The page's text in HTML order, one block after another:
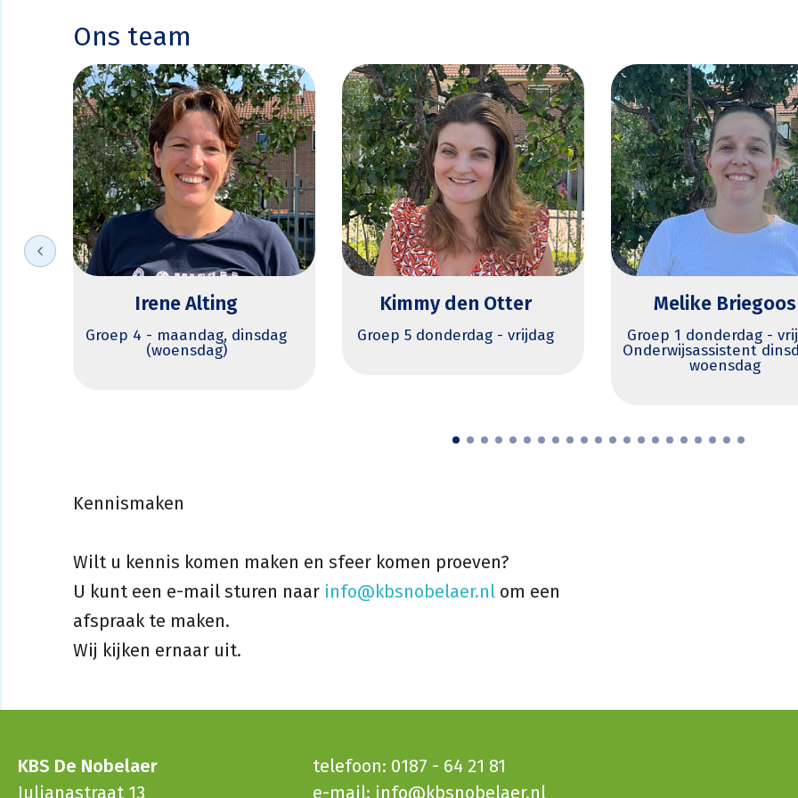
Ons team
Kimmy den Otter
Groep 5 donderdag - vrijdag
Melike Briegoos
Groep 1 donderdag - vrijdag
Hester van der
Brugghen
Groep 6 - dinsdag,
Kennismaken
Wilt u kennis komen maken en sfeer komen proeven?
U kunt een e-mail sturen naar info@kbsnobelaer.nl om een
afspraak te maken.
Wij kijken ernaar uit.
KBS De Nobelaer
Julianastraat 13
telefoon: 0187 - 64 21 81
e-mail: info@kbsnobelaer.nl